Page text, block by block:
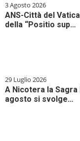
3 Agosto 2026
ANS-Città del
della “Positio sup…
29 Luglio 2026
A Nicotera la Sagra
agosto si svolge…